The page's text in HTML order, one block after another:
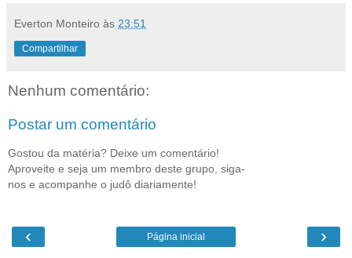
Everton Monteiro às 23:51
Compartilhar
Nenhum comentário:
Postar um comentário
Gostou da matéria? Deixe um comentário!
Aproveite e seja um membro deste grupo, siga-
nos e acompanhe o judô diariamente!
‹ ›
Página inicial